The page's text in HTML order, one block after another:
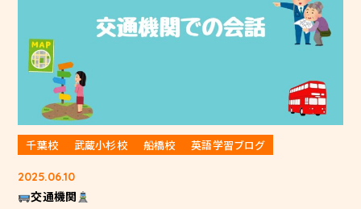
千葉校 武蔵小杉校 船橋校 英語学習ブログ
2025.06.10
交通機関